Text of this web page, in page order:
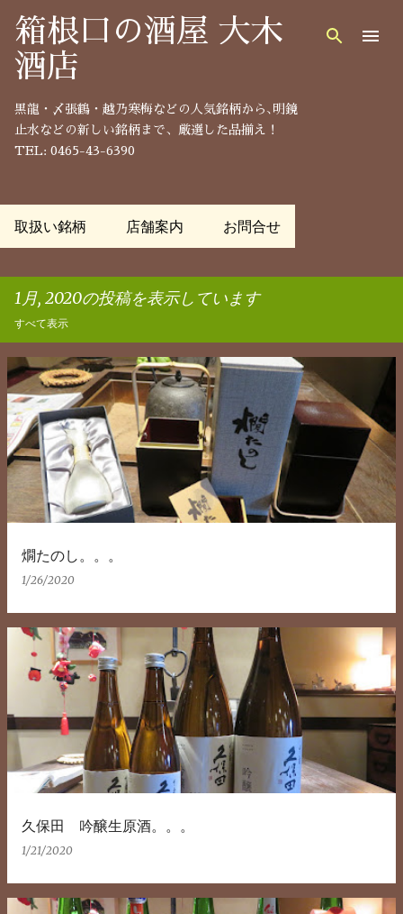
スキップしてメイン コンテンツに移動
箱根口の酒屋 大木
酒店
黒龍・〆張鶴・越乃寒梅などの人気銘柄から､明鏡
止水などの新しい銘柄まで、厳選した品揃え！
TEL: 0465-43-6390
取扱い銘柄 店舗案内 お問合せ
1月, 2020の投稿を表示しています
すべて表示
投
稿
燗たのし。。。
1/26/2020
久保田 吟醸生原酒。。。
1/21/2020